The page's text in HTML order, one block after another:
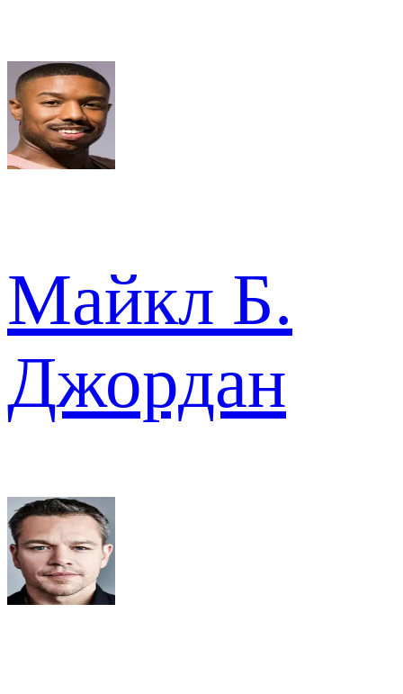
Майкл Б.
Джордан